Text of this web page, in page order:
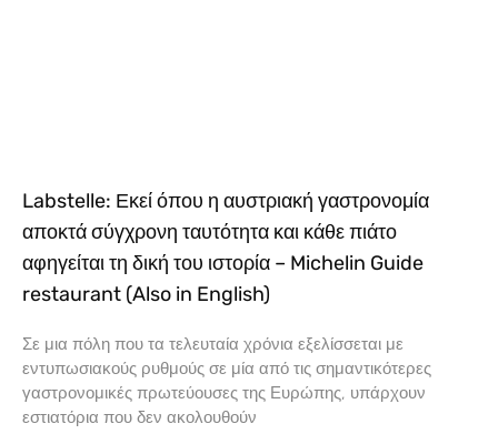
Labstelle: Εκεί όπου η αυστριακή γαστρονομία
αποκτά σύγχρονη ταυτότητα και κάθε πιάτο
αφηγείται τη δική του ιστορία – Michelin Guide
restaurant (Also in English)
Σε μια πόλη που τα τελευταία χρόνια εξελίσσεται με
εντυπωσιακούς ρυθμούς σε μία από τις σημαντικότερες
γαστρονομικές πρωτεύουσες της Ευρώπης, υπάρχουν
εστιατόρια που δεν ακολουθούν